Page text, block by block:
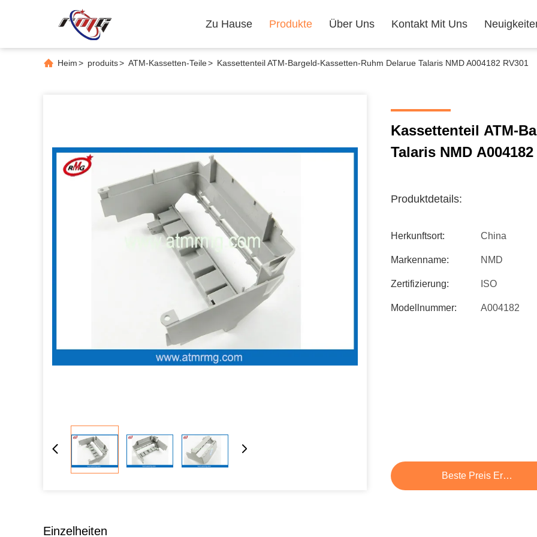
Zu Hause Produkte Über Uns Kontakt Mit Uns
Heim> produits> ATM-Kassetten-Teile> Kassettenteil ATM-Bargeld-Kassetten-Ruhm Delarue Talaris NMD A004182 RV301
Kassettenteil ATM-
Talaris NMD A004182
Produktdetails:
Herkunftsort: China
Markenname: NMD
Zertifizierung: ISO
Modellnummer: A004182
Beste Preis Erhalten
Einzelheiten